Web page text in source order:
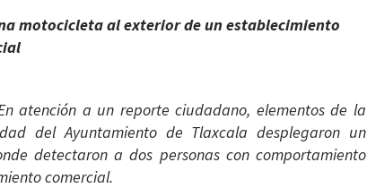
motocicleta al exterior de un establecimiento
atención a un reporte ciudadano, elementos de la
del Ayuntamiento de Tlaxcala desplegaron un
detectaron a dos personas con comportamiento
comercial.